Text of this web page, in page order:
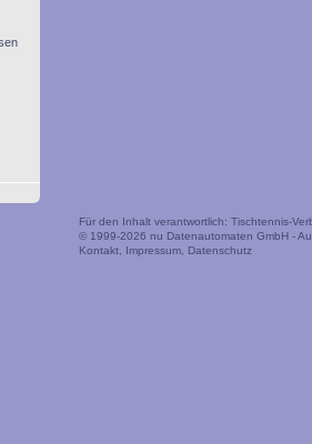
Für den Inhalt verantwortlich: Tischtennis-
© 1999-2026 nu Datenautomaten GmbH -
Kontakt
Impressum Datenschutz